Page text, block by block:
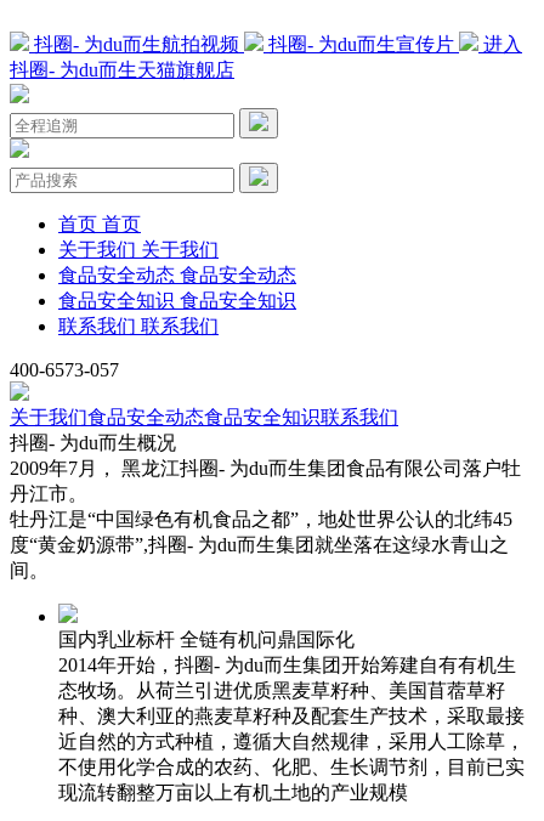
抖圈- 为du而生航拍视频 抖圈- 为du而生宣传片
进入
抖圈- 为du而生天猫旗舰店
首页 首页
关于我们 关于我们
食品安全动态 食品安全动态
食品安全知识 食品安全知识
联系我们 联系我们
400-6573-057
关于我们食品安全动态食品安全知识联系我们
抖圈- 为du而生概况
2009年7月， 黑龙江抖圈- 为du而生集团食品有限公司落户牡
丹江市。
牡丹江是“中国绿色有机食品之都”，地处世界公认的北纬45
度“黄金奶源带”,抖圈- 为du而生集团就坐落在这绿水青山之
间。
国内乳业标杆 全链有机问鼎国际化
2014年开始，抖圈- 为du而生集团开始筹建自有有机生
态牧场。从荷兰引进优质黑麦草籽种、美国苜蓿草籽
种、澳大利亚的燕麦草籽种及配套生产技术，采取最接
近自然的方式种植，遵循大自然规律，采用人工除草，
不使用化学合成的农药、化肥、生长调节剂，目前已实
现流转翻整万亩以上有机土地的产业规模